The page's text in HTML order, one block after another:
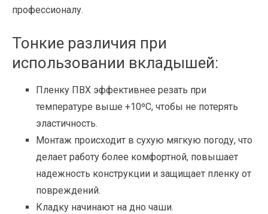
профессионалу.
Тонкие различия при
использовании вкладышей:
Пленку ПВХ эффективнее резать при
температуре выше +10ºС, чтобы не потерять
эластичность.
Монтаж происходит в сухую мягкую погоду, что
делает работу более комфортной, повышает
надежность конструкции и защищает пленку от
повреждений.
Кладку начинают на дно чаши.